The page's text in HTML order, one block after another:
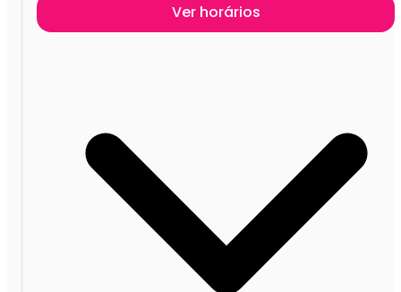
Ver horários